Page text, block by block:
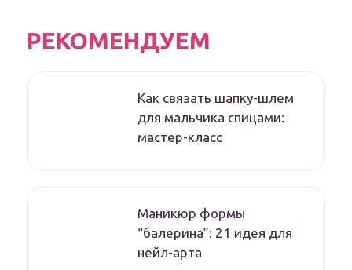
РЕКОМЕНДУЕМ
Как связать шапку-шлем
для мальчика спицами:
мастер-класс
Маникюр формы
“балерина”: 21 идея для
нейл-арта